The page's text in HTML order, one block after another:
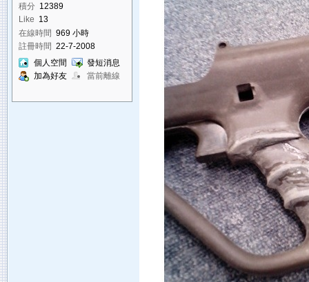
積分 12389
Like 13
在線時間 969 小時
註冊時間 22-7-2008
個人空間
發短消息
加為好友
當前離線